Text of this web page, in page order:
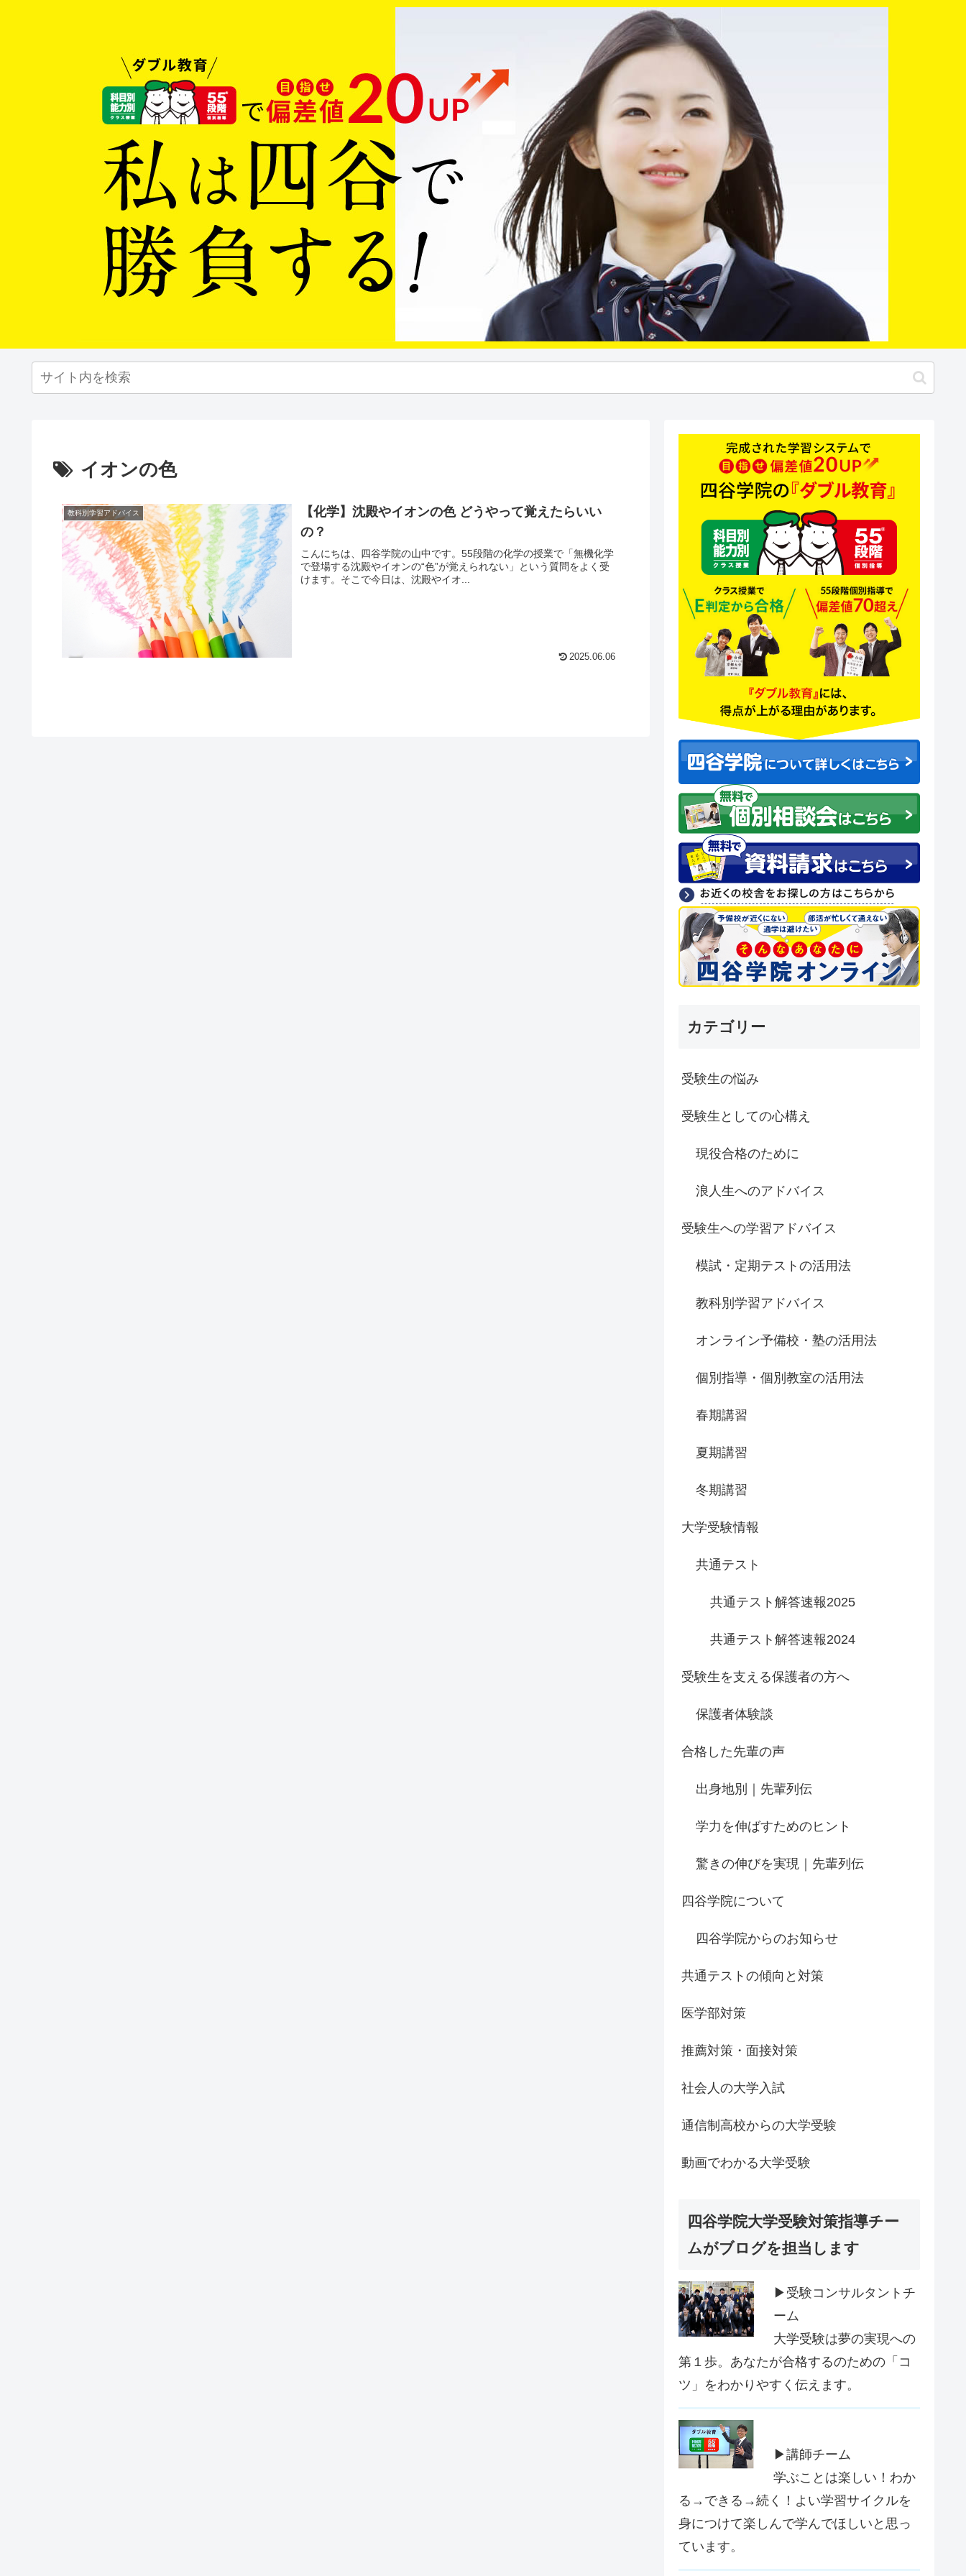
イオンの色
教科別学習アドバイス
【化学】沈殿やイオンの色 どうやって覚えたらいい
の？
こんにちは、四谷学院の山中です。55段階の化学の授業で「無機化学
で登場する沈殿やイオンの“色”が覚えられない」という質問をよく受
けます。そこで今日は、沈殿やイオ...
2025.06.06
カテゴリー
受験生の悩み
受験生としての心構え
現役合格のために
浪人生へのアドバイス
受験生への学習アドバイス
模試・定期テストの活用法
教科別学習アドバイス
オンライン予備校・塾の活用法
個別指導・個別教室の活用法
春期講習
夏期講習
冬期講習
大学受験情報
共通テスト
共通テスト解答速報2025
共通テスト解答速報2024
受験生を支える保護者の方へ
保護者体験談
合格した先輩の声
出身地別｜先輩列伝
学力を伸ばすためのヒント
驚きの伸びを実現｜先輩列伝
四谷学院について
四谷学院からのお知らせ
共通テストの傾向と対策
医学部対策
推薦対策・面接対策
社会人の大学入試
通信制高校からの大学受験
動画でわかる大学受験
四谷学院大学受験対策指導チー
ムがブログを担当します
▶受験コンサルタントチ
ーム
大学受験は夢の実現への
第１歩。あなたが合格するのための「コ
ツ」をわかりやすく伝えます。
▶講師チーム
学ぶことは楽しい！わか
る→できる→続く！よい学習サイクルを
身につけて楽しんで学んでほしいと思っ
ています。